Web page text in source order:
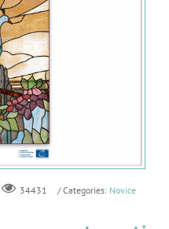
34431 / Categories: Novice